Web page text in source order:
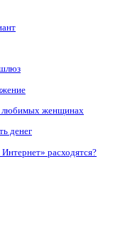
любимых женщинах
денег
расходятся?